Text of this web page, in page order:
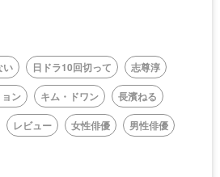
い 日ドラ10回切って
志尊淳
ン キム・ドワン
長濱ねる
レビュー 女性俳優 男性俳優